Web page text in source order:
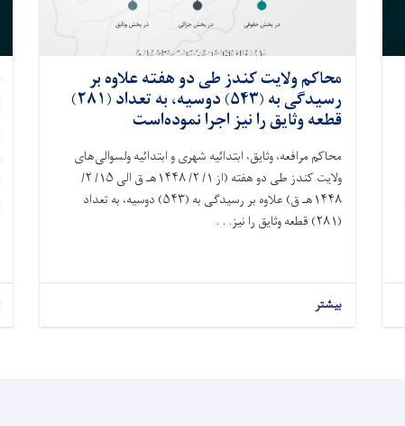
محاکم ولايت کندز طی دو هفته علاوه بر
رسيدگی به (۵۴۳) دوسیه، به تعداد (۲۸۱)
قطعه وثایق را نیز اجرا نموده‌است
محاکم مرافعه، وثايق، ابتدائیه شهرى و ابتدائیه ولسوالى‌های
ولایت کندز طی دو هفته (از ۱/ ۲/ ۱۴۴۸هـ ق الى ۱۵/ ۲/
۱۴۴۸هـ ق) علاوه بر رسيدگی به (۵۴۳) دوسیه، به تعداد
(۲۸۱) قطعه وثایق را نیز. . .
بیشتر